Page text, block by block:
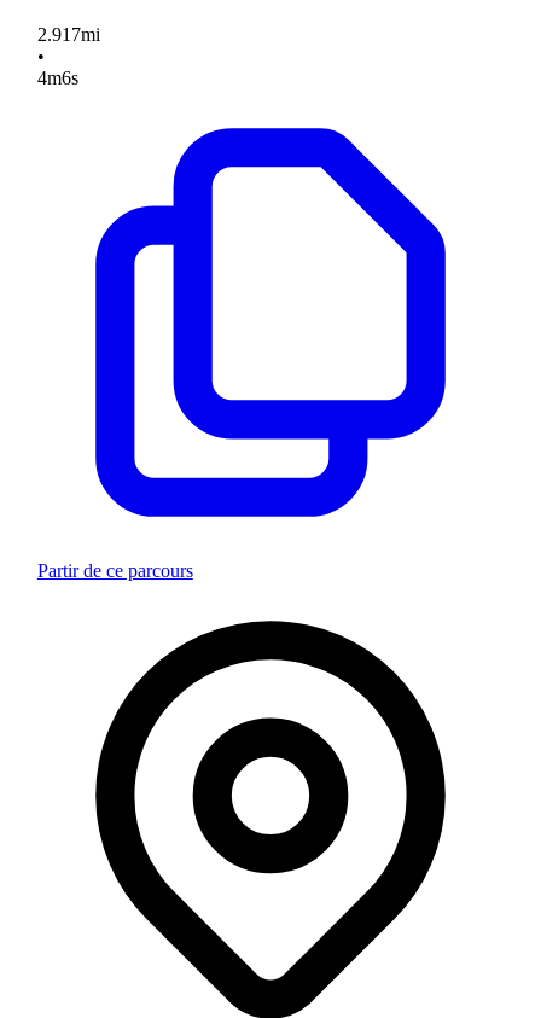
2.917mi
•
4m6s
Partir de ce parcours